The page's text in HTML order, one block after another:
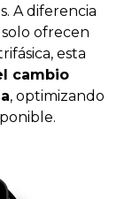
A diferencia
ofrecen
esta
cambio
, optimizando